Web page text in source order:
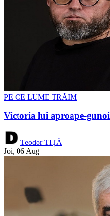
PE CE LUME TRĂIM
Victoria lui aproape-gunoi
Teodor TIȚĂ
Joi, 06 Aug